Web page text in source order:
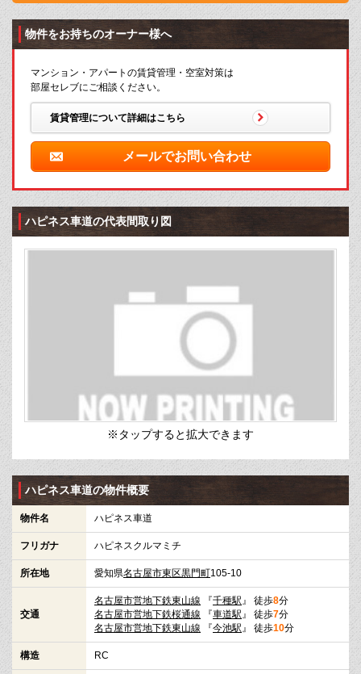
物件をお持ちのオーナー様へ
マンション・アパートの賃貸管理・空室対策は
部屋セレブにご相談ください。
賃貸管理について詳細はこちら
メールでお問い合わせ
ハピネス車道の代表間取り図
※タップすると拡大できます
ハピネス車道の物件概要
物件名 ハピネス車道
フリガナ ハピネスクルマミチ
所在地 愛知県名古屋市東区黒門町105-10
交通
名古屋市営地下鉄東山線 『千種駅 』 徒歩8分
名古屋市営地下鉄桜通線 『車道駅 』 徒歩7分
名古屋市営地下鉄東山線 『今池駅 』 徒歩10分
構造 RC